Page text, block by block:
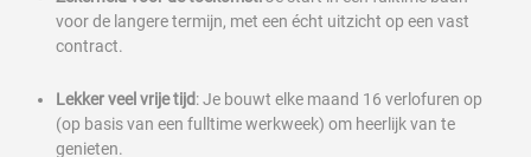
voor de langere termijn, met een écht uitzicht op een vast
contract.
Lekker veel vrije tijd: Je bouwt elke maand 16 verlofuren op
(op basis van een fulltime werkweek) om heerlijk van te
genieten.